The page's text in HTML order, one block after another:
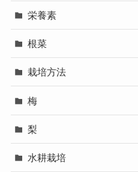
栄養素
根菜
栽培方法
梅
梨
水耕栽培